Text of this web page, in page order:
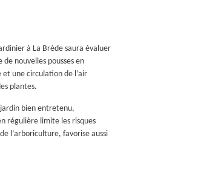
à La Brèdesaura évaluer
nouvelles pousses en
une circulation de l’air
plantes.
jardin bien entretenu,
régulière limite les risques
l’arboriculture, favorise aussi